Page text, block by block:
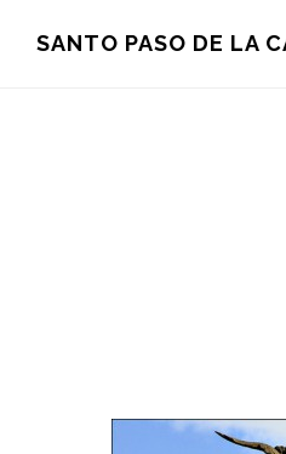
SANTO PASO DE LA